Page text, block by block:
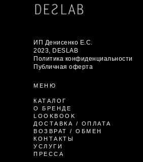
МЕНЮ
КАТАЛОГ
О БРЕНДЕ
LOOKBOOK
ДОСТАВКА / ОПЛАТА
ВОЗВРАТ / ОБМЕН
КОНТАКТЫ
УСЛУГИ
ПРЕССА
ИП Денисенко Е.С.
2023, DESLAB
Политика конфиденциальности
Публичная оферта